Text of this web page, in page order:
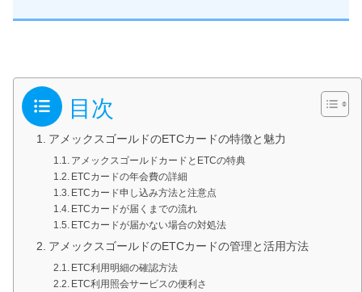
目次
アメックスゴールドのETCカードの特徴と魅力
アメックスゴールドカードとETCの特典
ETCカードの年会費の詳細
ETCカード申し込み方法と注意点
ETCカードが届くまでの流れ
ETCカードが届かない場合の対処法
アメックスゴールドのETCカードの管理と活用方法
ETC利用明細の確認方法
ETC利用照会サービスの便利さ